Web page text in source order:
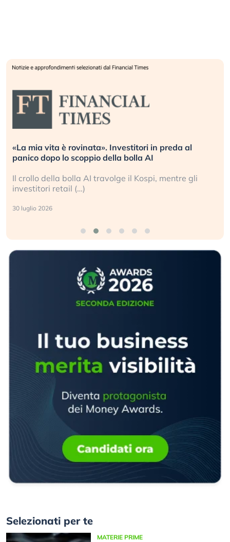
«La mia vita è rovinata». Investitori in preda al
panico dopo lo scoppio della bolla AI
Il crollo della bolla AI travolge il Kospi, mentre gli
investitori retail (…)
30 luglio 2026
Selezionati per te
MATERIE PRIME